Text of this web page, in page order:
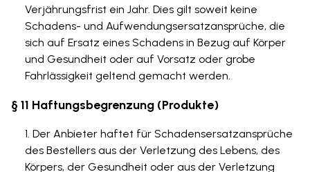
Verjährungsfrist ein Jahr. Dies gilt soweit keine
Schadens- und Aufwendungsersatzansprüche, die
sich auf Ersatz eines Schadens in Bezug auf Körper
und Gesundheit oder auf Vorsatz oder grobe
Fahrlässigkeit geltend gemacht werden.
§ 11 Haftungsbegrenzung (Produkte)
Der Anbieter haftet für Schadensersatzansprüche
des Bestellers aus der Verletzung des Lebens, des
Körpers, der Gesundheit oder aus der Verletzung